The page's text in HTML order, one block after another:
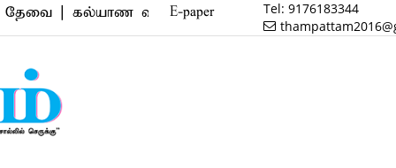
| கல்யாண வரன் | மருத்துவம் | வணிகம் | பைனான்ஸ் |
E-paper Tel: 9176183344